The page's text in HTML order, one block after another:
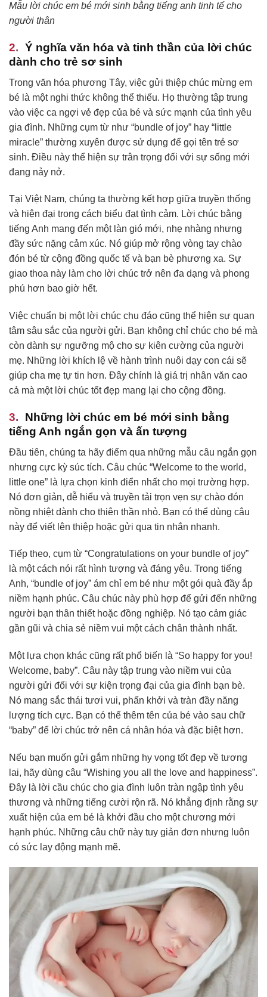
Mẫu lời chúc em bé mới sinh bằng tiếng anh tinh tế cho
người thân
Ý nghĩa văn hóa và tinh thần của lời chúc
dành cho trẻ sơ sinh
Trong văn hóa phương Tây, việc gửi thiệp chúc mừng em
bé là một nghi thức không thể thiếu. Họ thường tập trung
vào việc ca ngợi vẻ đẹp của bé và sức mạnh của tình yêu
gia đình. Những cụm từ như “bundle of joy” hay “little
miracle” thường xuyên được sử dụng để gọi tên trẻ sơ
sinh. Điều này thể hiện sự trân trọng đối với sự sống mới
đang nảy nở.
Tại Việt Nam, chúng ta thường kết hợp giữa truyền thống
và hiện đại trong cách biểu đạt tình cảm. Lời chúc bằng
tiếng Anh mang đến một làn gió mới, nhẹ nhàng nhưng
đầy sức nặng cảm xúc. Nó giúp mở rộng vòng tay chào
đón bé từ cộng đồng quốc tế và bạn bè phương xa. Sự
giao thoa này làm cho lời chúc trở nên đa dạng và phong
phú hơn bao giờ hết.
Việc chuẩn bị một lời chúc chu đáo cũng thể hiện sự quan
tâm sâu sắc của người gửi. Bạn không chỉ chúc cho bé mà
còn dành sự ngưỡng mộ cho sự kiên cường của người
mẹ. Những lời khích lệ về hành trình nuôi dạy con cái sẽ
giúp cha mẹ tự tin hơn. Đây chính là giá trị nhân văn cao
cả mà một lời chúc tốt đẹp mang lại cho cộng đồng.
Những lời chúc em bé mới sinh bằng
tiếng Anh ngắn gọn và ấn tượng
Đầu tiên, chúng ta hãy điểm qua những mẫu câu ngắn gọn
nhưng cực kỳ súc tích. Câu chúc “Welcome to the world,
little one” là lựa chọn kinh điển nhất cho mọi trường hợp.
Nó đơn giản, dễ hiểu và truyền tải trọn vẹn sự chào đón
nồng nhiệt dành cho thiên thần nhỏ. Bạn có thể dùng câu
này để viết lên thiệp hoặc gửi qua tin nhắn nhanh.
Tiếp theo, cụm từ “Congratulations on your bundle of joy”
là một cách nói rất hình tượng và đáng yêu. Trong tiếng
Anh, “bundle of joy” ám chỉ em bé như một gói quà đầy ắp
niềm hạnh phúc. Câu chúc này phù hợp để gửi đến những
người bạn thân thiết hoặc đồng nghiệp. Nó tạo cảm giác
gần gũi và chia sẻ niềm vui một cách chân thành nhất.
Một lựa chọn khác cũng rất phổ biến là “So happy for you!
Welcome, baby”. Câu này tập trung vào niềm vui của
người gửi đối với sự kiện trọng đại của gia đình bạn bè.
Nó mang sắc thái tươi vui, phấn khởi và tràn đầy năng
lượng tích cực. Bạn có thể thêm tên của bé vào sau chữ
“baby” để lời chúc trở nên cá nhân hóa và đặc biệt hơn.
Nếu bạn muốn gửi gắm những hy vọng tốt đẹp về tương
lai, hãy dùng câu “Wishing you all the love and happiness”.
Đây là lời cầu chúc cho gia đình luôn tràn ngập tình yêu
thương và những tiếng cười rộn rã. Nó khẳng định rằng sự
xuất hiện của em bé là khởi đầu cho một chương mới
hạnh phúc. Những câu chữ này tuy giản đơn nhưng luôn
có sức lay động mạnh mẽ.